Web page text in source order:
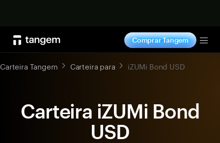
Comprar Tangem
Carteira Tangem Carteira para iZUMi Bond USD
Carteira iZUMi Bond
USD